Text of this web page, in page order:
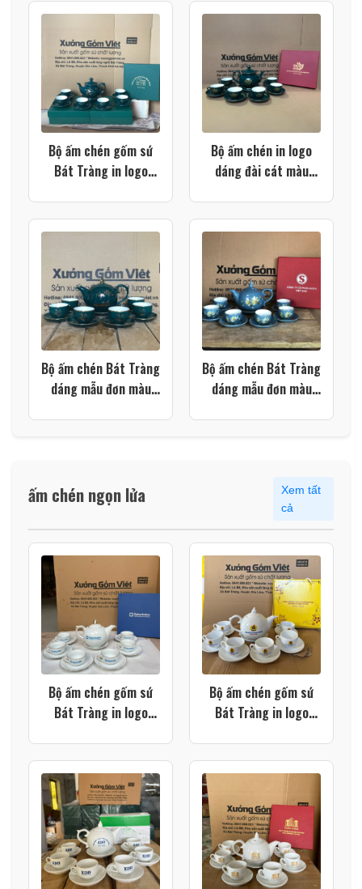
Bộ ấm chén gốm sứ
Bát Tràng in logo
màu xanh lá XG-
Bộ ấm chén in logo
dáng đài cát màu
Bộ ấm chén Bát Tràng
dáng mẫu đơn màu
Bộ ấm chén Bát Tràng
dáng mẫu đơn màu
ấm chén ngọn lửa
Xem tất
cả
Bộ ấm chén gốm sứ
Bát Tràng in logo
AC119
Bộ ấm chén gốm sứ
Bát Tràng in logo
XG-AC118